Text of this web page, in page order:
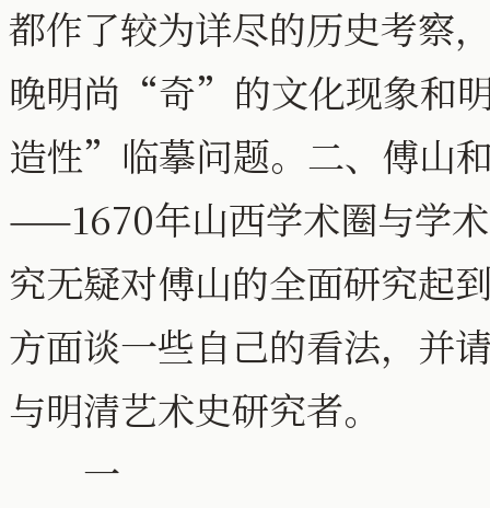
都作了较为详尽的历史考察
晚明尚“奇”的文化现象和
造性”临摹问题。二、傅山
——1670年山西学术圈与学
究无疑对傅山的全面研究起
方面谈一些自己的看法，并
与明清艺术史研究者。
一